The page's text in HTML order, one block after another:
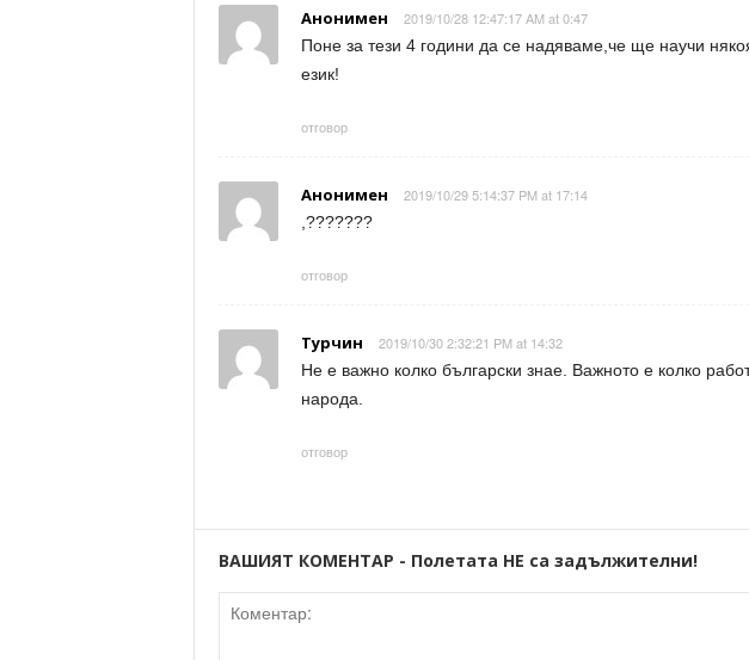
Анонимен
2019/10/28 12:47:17 AM at 0:47
Поне за тези 4 години да се надяваме,че ще научи
език!
отговор
Анонимен
2019/10/29 5:14:37 PM at 17:14
,???????
отговор
Турчин
2019/10/30 2:32:21 PM at 14:32
Не е важно колко български знае. Важното е колко
народа.
отговор
ВАШИЯТ КОМЕНТАР - Полетата НЕ са задължителни!